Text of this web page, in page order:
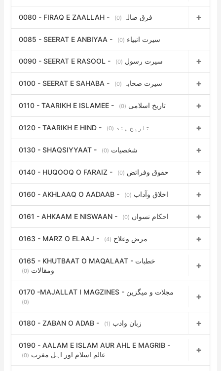
0080 - FIRAQ E ZAALLAH - فرق ضالہ (0)
0085 - SEERAT E ANBIYAA - سیرت انبیاء (0)
0090 - SEERAT E RASOOL - سیرت رسول (0)
0100 - SEERAT E SAHABA - سیرت صحابہ (0)
0110 - TAARIKH E ISLAMEE - تاریخ اسلامی (0)
0120 - TAARIKH E HIND - تاریخ ہند (0)
0130 - SHAQSIYYAAT - شخصیات (0)
0140 - HUQOOQ O FARAIZ - حقوق وفرائض (0)
0160 - AKHLAAQ O AADAAB - اخلاق وآداب (0)
0161 - AHKAAM E NISWAAN - احکام نسواں (0)
0163 - MARZ O ELAAJ - مرض وعلاج (4)
0165 - KHUTBAAT O MAQALAAT - خطبات
ومقالات (0)
0170 -MAJALLAT I MAGZINES - مجلات و میگزین
(0)
0180 - ZABAN O ADAB - زبان وادب (1)
0190 - AALAM E ISLAM AUR AHL E MAGRIB -
عالم اسلام اور اہل مغرب (0)